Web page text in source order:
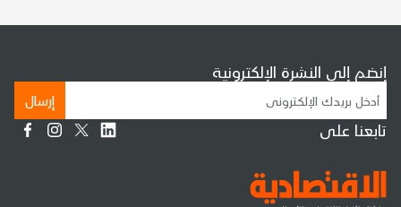
النشرة الإلكترونية
على